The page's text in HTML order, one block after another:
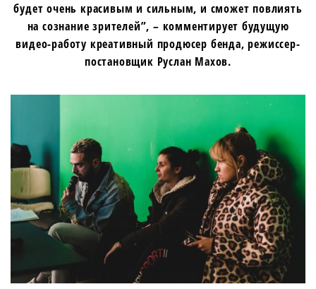
будет очень красивым и сильным, и сможет повлиять
на сознание зрителей”, – комментирует будущую
видео-работу креативный продюсер бенда, режиссер-
постановщик Руслан Махов.